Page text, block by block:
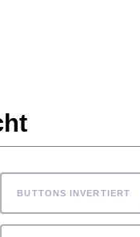
BUTTONS INVERTIERT